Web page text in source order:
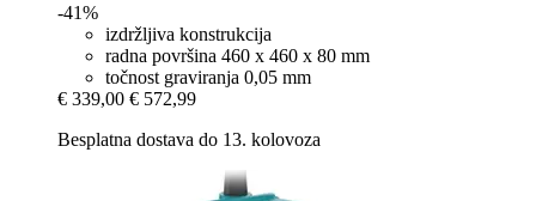
-41%
izdržljiva konstrukcija
radna površina 460 x 460 x 80 mm
točnost graviranja 0,05 mm
€ 339,00 € 572,99
Besplatna dostava do 13. kolovoza